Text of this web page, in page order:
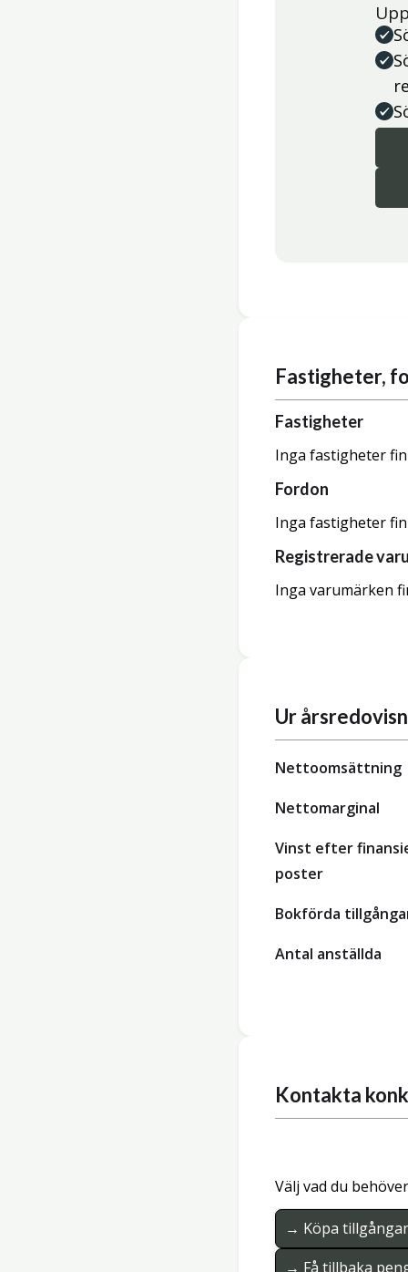
Fastigheter,
Fastigheter
Inga fastigheter
Fordon
Inga fastigheter
Registrerade
Inga varumärken
Ur
Nettoomsättning
Nettomarginal
Vinst efter
poster
Bokförda
Antal anställda
Kontakta
Välj vad du
→ Köpa
→ Få tillbaka